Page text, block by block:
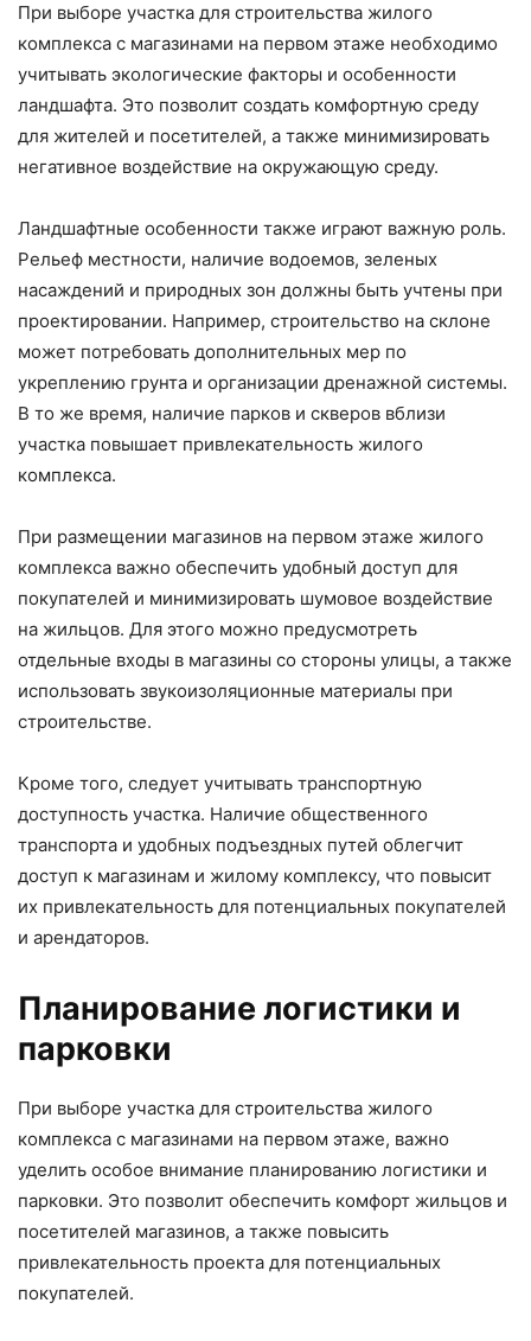
При выборе участка для строительства жилого
комплекса с магазинами на первом этаже необходимо
учитывать экологические факторы и особенности
ландшафта. Это позволит создать комфортную среду
для жителей и посетителей, а также минимизировать
негативное воздействие на окружающую среду.
Ландшафтные особенности также играют важную роль.
Рельеф местности, наличие водоемов, зеленых
насаждений и природных зон должны быть учтены при
проектировании. Например, строительство на склоне
может потребовать дополнительных мер по
укреплению грунта и организации дренажной системы.
В то же время, наличие парков и скверов вблизи
участка повышает привлекательность жилого
комплекса.
При размещении магазинов на первом этаже жилого
комплекса важно обеспечить удобный доступ для
покупателей и минимизировать шумовое воздействие
на жильцов. Для этого можно предусмотреть
отдельные входы в магазины со стороны улицы, а также
использовать звукоизоляционные материалы при
строительстве.
Кроме того, следует учитывать транспортную
доступность участка. Наличие общественного
транспорта и удобных подъездных путей облегчит
доступ к магазинам и жилому комплексу, что повысит
их привлекательность для потенциальных покупателей
и арендаторов.
Планирование логистики и
парковки
При выборе участка для строительства жилого
комплекса с магазинами на первом этаже, важно
уделить особое внимание планированию логистики и
парковки. Это позволит обеспечить комфорт жильцов и
посетителей магазинов, а также повысить
привлекательность проекта для потенциальных
покупателей.